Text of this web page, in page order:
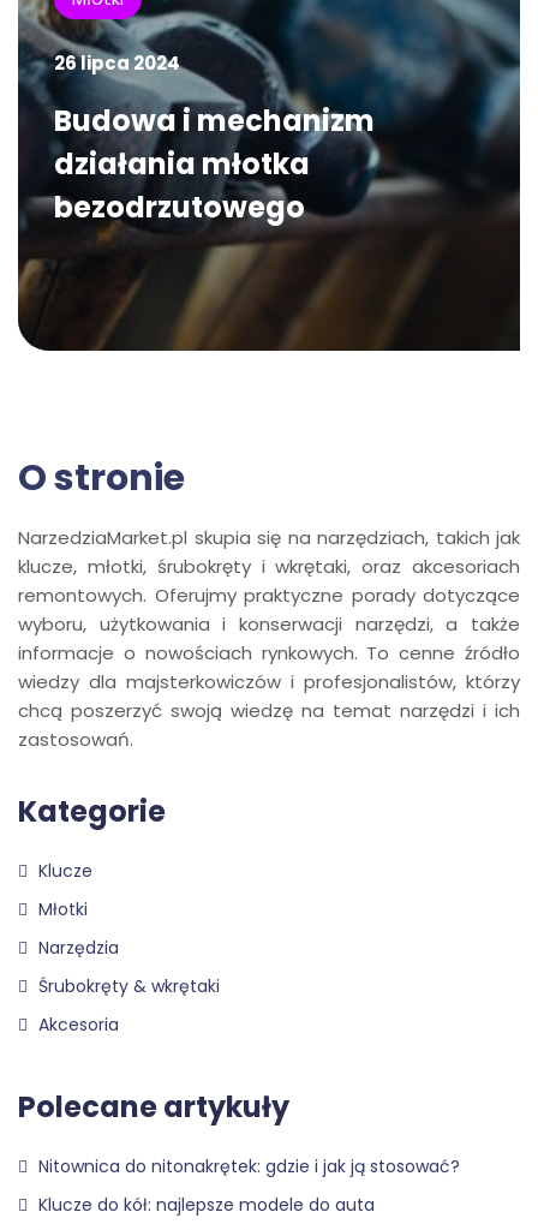
26 lipca 2024
Budowa i mechanizm
działania młotka
bezodrzutowego
O stronie
NarzedziaMarket.pl skupia się na narzędziach, takich jak
klucze, młotki, śrubokręty i wkrętaki, oraz akcesoriach
remontowych. Oferujmy praktyczne porady dotyczące
wyboru, użytkowania i konserwacji narzędzi, a także
informacje o nowościach rynkowych. To cenne źródło
wiedzy dla majsterkowiczów i profesjonalistów, którzy
chcą poszerzyć swoją wiedzę na temat narzędzi i ich
zastosowań.
Kategorie
Klucze
Młotki
Narzędzia
Śrubokręty & wkrętaki
Akcesoria
Polecane artykuły
Nitownica do nitonakrętek: gdzie i jak ją stosować?
Klucze do kół: najlepsze modele do auta